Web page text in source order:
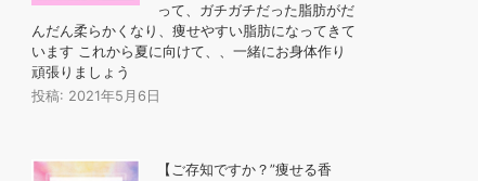
って、ガチガチだった脂肪がだ
んだん柔らかくなり、痩せやすい脂肪になってきて
います これから夏に向けて、、一緒にお身体作り
頑張りましょう
投稿: 2021年5月6日
【ご存知ですか？”痩せる香